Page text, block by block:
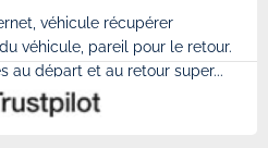
véhicule récupérer
véhicule, pareil pour le retour.
au départ et au retour super...